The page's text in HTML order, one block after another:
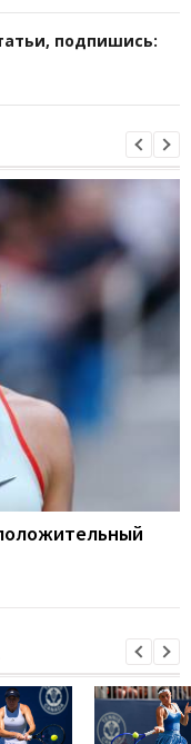
подпишись: